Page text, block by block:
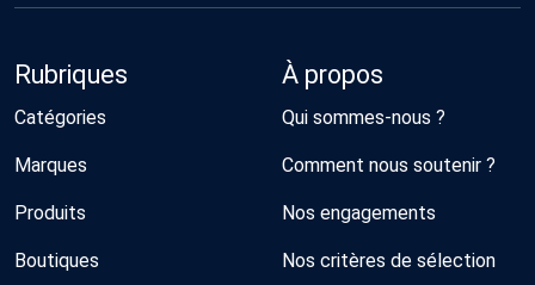
Rubriques
Catégories
Marques
Produits
Boutiques
À propos
Qui sommes-nous ?
Comment nous soutenir ?
Nos engagements
Nos critères de sélection